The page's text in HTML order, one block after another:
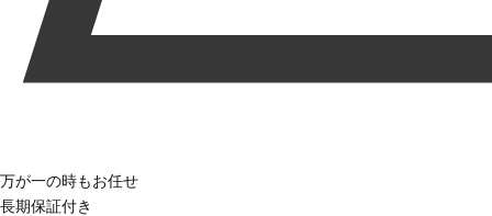
万が一の時もお任せ
長期保証付き